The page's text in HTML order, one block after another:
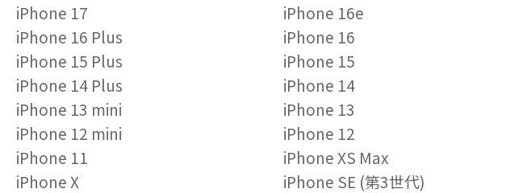
iPhone 17
iPhone 16e
iPhone 16 Plus
iPhone 16
iPhone 15 Plus
iPhone 15
iPhone 14 Plus
iPhone 14
iPhone 13 mini
iPhone 13
iPhone 12 mini
iPhone 12
iPhone 11
iPhone XS Max
iPhone X
iPhone SE (第3世代)